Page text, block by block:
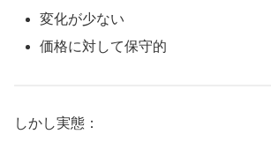
変化が少ない
価格に対して保守的
しかし実態：